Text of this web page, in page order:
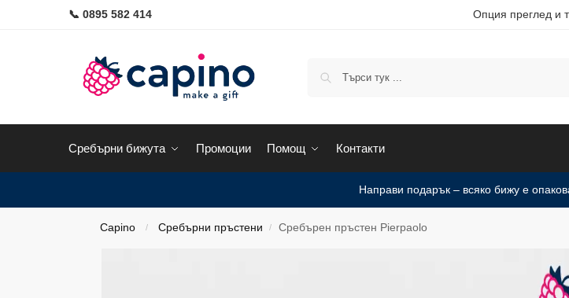
📞 0895 582 414 Опция преглед и
Сребърни бижута Промоции Помощ Контакти
Направи подарък – всяко бижу е
Capino / Сребърни пръстени / Сребърен пръстен Pierpaolo